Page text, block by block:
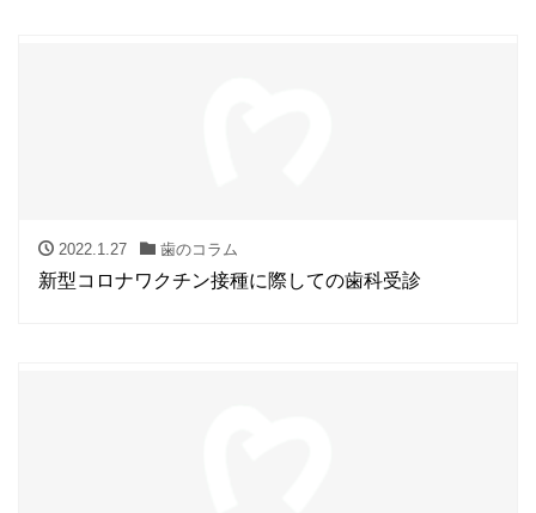
2022.1.27 歯のコラム
新型コロナワクチン接種に際しての歯科受診